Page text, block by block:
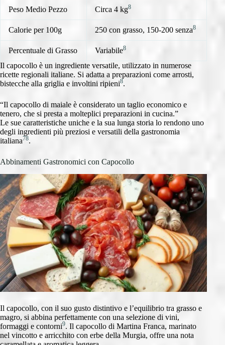
Peso Medio Pezzo Circa 4 kg8
Calorie per 100g 250 con grasso, 150-200 senza8
Percentuale di Grasso Variabile8
Il capocollo è un ingrediente versatile, utilizzato in numerose
ricette regionali italiane. Si adatta a preparazioni come arrosti,
bistecche alla griglia e involtini ripieni8.
“Il capocollo di maiale è considerato un taglio economico e
tenero, che si presta a molteplici preparazioni in cucina.”
Le sue caratteristiche uniche e la sua lunga storia lo rendono uno
degli ingredienti più preziosi e versatili della gastronomia
italiana78.
Abbinamenti Gastronomici con Capocollo
Il capocollo, con il suo gusto distintivo e l’equilibrio tra grasso e
magro, si abbina perfettamente con una selezione di vini,
formaggi e contorni9. Il capocollo di Martina Franca, marinato
nel vincotto e arricchito con erbe della Murgia, offre una nota